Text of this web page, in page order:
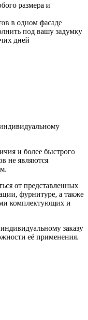
размера и
в одном фасаде
под вашу задумку
дней
и более быстрого
не являются
от представленных
фурнитуре, а также
комплектующих и
заказу
её применения.